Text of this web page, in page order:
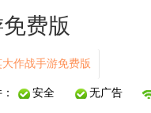
费版
作战手游免费版
安全 无广告